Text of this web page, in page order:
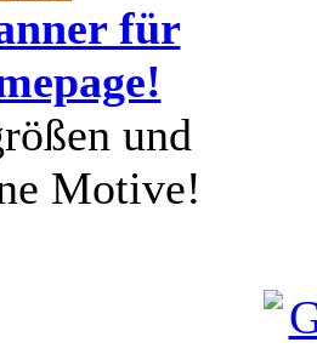
für
und
Motive!